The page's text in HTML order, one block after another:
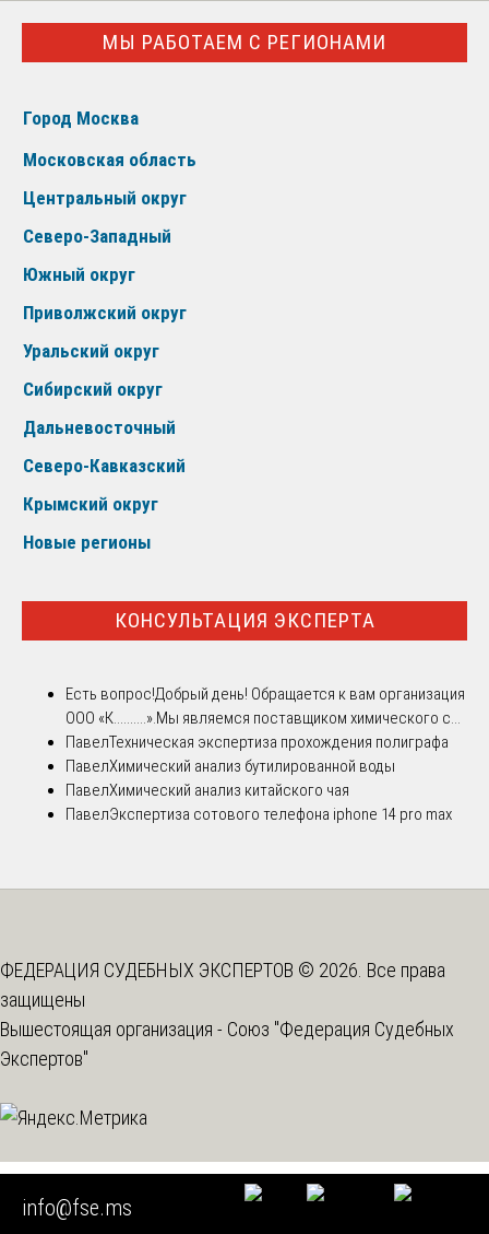
МЫ РАБОТАЕМ С РЕГИОНАМИ
Город Москва
Московская область
Центральный округ
Северо-Западный
Южный округ
Приволжский округ
Уральский округ
Сибирский округ
Дальневосточный
Северо-Кавказский
Крымский округ
Новые регионы
КОНСУЛЬТАЦИЯ ЭКСПЕРТА
Есть вопрос!Добрый день! Обращается к вам организация
ООО «К..........».Мы являемся поставщиком химического с...
ПавелТехническая экспертиза прохождения полиграфа
ПавелХимический анализ бутилированной воды
ПавелХимический анализ китайского чая
ПавелЭкспертиза сотового телефона iphone 14 pro max
ФЕДЕРАЦИЯ СУДЕБНЫХ ЭКСПЕРТОВ © 2026. Все права
защищены
Вышестоящая организация - Союз "Федерация Судебных
Экспертов"
info@fse.ms
Мы используем cookie